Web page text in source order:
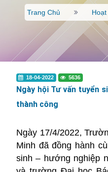
Trang Chủ
18-04-2022 5636
Ngày hội Tư vấn tuyển
thành công
Ngày 17/4/2022,
Minh đã đồng hành
sinh – hướng nghiệp